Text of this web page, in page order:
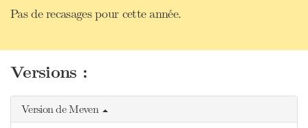
Pas de recasages pour cette année.
Versions :
Version de Meven